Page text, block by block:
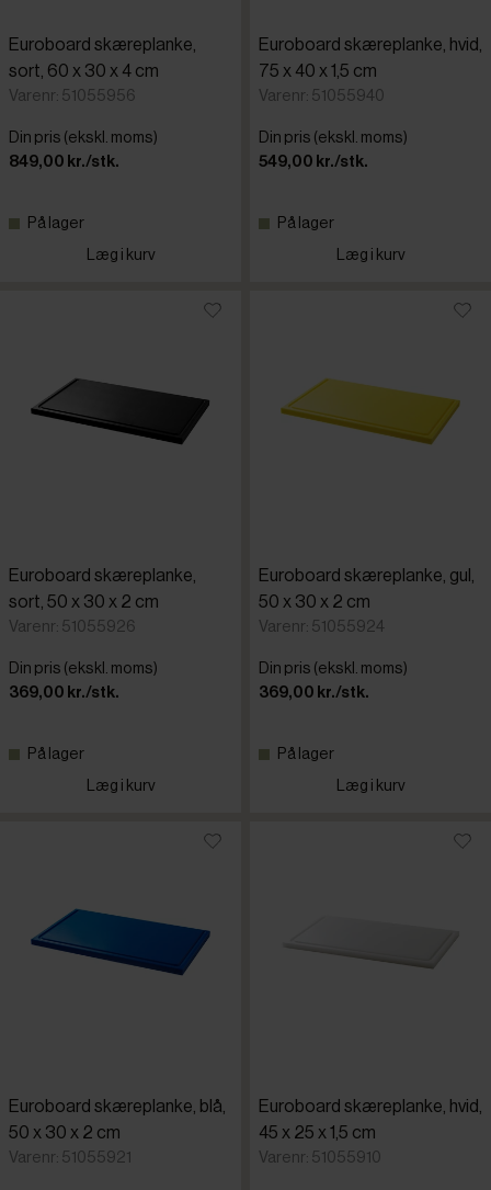
Euroboard skæreplanke,
sort, 60 x 30 x 4 cm
Varenr: 51055956
Din pris (ekskl. moms)
849,00 kr./stk.
På lager
Læg i kurv
Euroboard skæreplanke, hvid,
75 x 40 x 1,5 cm
Varenr: 51055940
Din pris (ekskl. moms)
549,00 kr./stk.
På lager
Læg i kurv
Euroboard skæreplanke,
sort, 50 x 30 x 2 cm
Varenr: 51055926
Din pris (ekskl. moms)
369,00 kr./stk.
På lager
Læg i kurv
Euroboard skæreplanke, gul,
50 x 30 x 2 cm
Varenr: 51055924
Din pris (ekskl. moms)
369,00 kr./stk.
På lager
Læg i kurv
Euroboard skæreplanke, blå,
50 x 30 x 2 cm
Varenr: 51055921
Euroboard skæreplanke, hvid,
45 x 25 x 1,5 cm
Varenr: 51055910